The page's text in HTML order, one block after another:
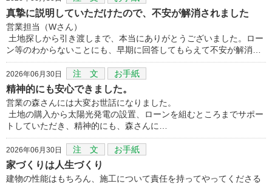
真摯に説明していただけたので、不安が解消されました
営業担当（Wさん）
土地探しから引き渡しまで、本当にありがとうございました。ロー
ン等のわからないことにも、早期に回答してもらえて不安が解消…
2026年06月30日 注 文 お手紙
精神的にも安心できました。
営業の森さんには大変お世話になりました。
土地の購入から太陽光発電の設置、ローンを組むところまでサポー
トしていただき、精神的にも、森さんに…
2026年06月30日 注 文 お手紙
家づくりは人生づくり
建物の性能はもちろん、施工について責任を持ってやってくださる